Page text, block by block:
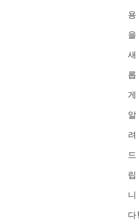
용
을
새
롭
게
알
려
드
립
니
다!